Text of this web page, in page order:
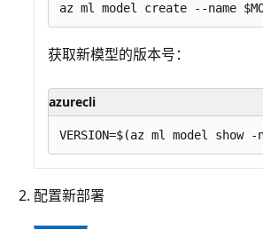
获取新模型的版本号：
azurecli
配置新部署